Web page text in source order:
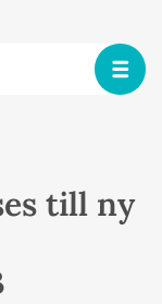
till ny